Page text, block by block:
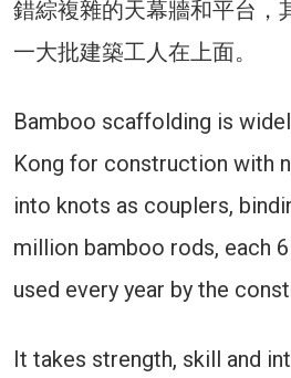
錯綜複雜的天幕牆和平台，
一大批建築工人在上面。
Bamboo scaffolding is
Kong for construction with
into knots as couplers,
million bamboo rods, each
used every year by the
It takes strength, skill and